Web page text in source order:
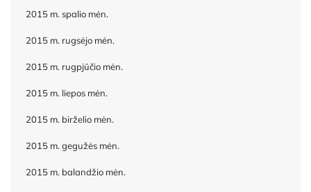
2015 m. spalio mėn.
2015 m. rugsėjo mėn.
2015 m. rugpjūčio mėn.
2015 m. liepos mėn.
2015 m. birželio mėn.
2015 m. gegužės mėn.
2015 m. balandžio mėn.